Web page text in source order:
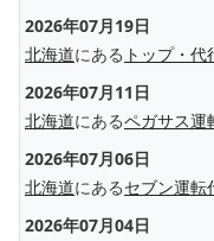
2026年07月19日
北海道にある トップ・代
2026年07月11日
北海道にあるペガサス運
2026年07月06日
北海道にあるセブン運転
2026年07月04日